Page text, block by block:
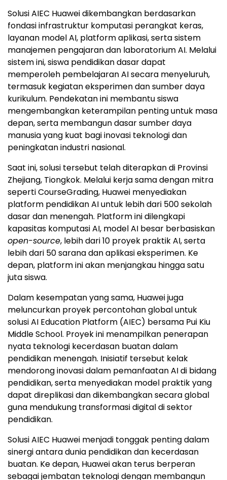
Solusi AIEC Huawei dikembangkan berdasarkan
fondasi infrastruktur komputasi perangkat keras,
layanan model AI, platform aplikasi, serta sistem
manajemen pengajaran dan laboratorium AI. Melalui
sistem ini, siswa pendidikan dasar dapat
memperoleh pembelajaran AI secara menyeluruh,
termasuk kegiatan eksperimen dan sumber daya
kurikulum. Pendekatan ini membantu siswa
mengembangkan keterampilan penting untuk masa
depan, serta membangun dasar sumber daya
manusia yang kuat bagi inovasi teknologi dan
peningkatan industri nasional.
Saat ini, solusi tersebut telah diterapkan di Provinsi
Zhejiang, Tiongkok. Melalui kerja sama dengan mitra
seperti CourseGrading, Huawei menyediakan
platform pendidikan AI untuk lebih dari 500 sekolah
dasar dan menengah. Platform ini dilengkapi
kapasitas komputasi AI, model AI besar berbasiskan
open-source, lebih dari 10 proyek praktik AI, serta
lebih dari 50 sarana dan aplikasi eksperimen. Ke
depan, platform ini akan menjangkau hingga satu
juta siswa.
Dalam kesempatan yang sama, Huawei juga
meluncurkan proyek percontohan global untuk
solusi AI Education Platform (AIEC) bersama Pui Kiu
Middle School. Proyek ini menampilkan penerapan
nyata teknologi kecerdasan buatan dalam
pendidikan menengah. Inisiatif tersebut kelak
mendorong inovasi dalam pemanfaatan AI di bidang
pendidikan, serta menyediakan model praktik yang
dapat direplikasi dan dikembangkan secara global
guna mendukung transformasi digital di sektor
pendidikan.
Solusi AIEC Huawei menjadi tonggak penting dalam
sinergi antara dunia pendidikan dan kecerdasan
buatan. Ke depan, Huawei akan terus berperan
sebagai jembatan teknologi dengan membangun